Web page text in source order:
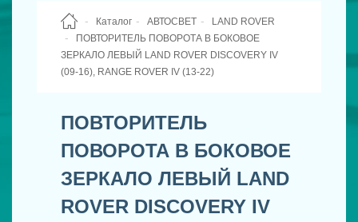
Каталог АВТОСВЕТ
LAND ROVER
ПОВТОРИТЕЛЬ ПОВОРОТА В БОКОВОЕ
ЗЕРКАЛО ЛЕВЫЙ LAND ROVER DISCOVERY IV
(09-16), RANGE ROVER IV (13-22)
ПОВТОРИТЕЛЬ
ПОВОРОТА В БОКОВОЕ
ЗЕРКАЛО ЛЕВЫЙ LAND
ROVER DISCOVERY IV